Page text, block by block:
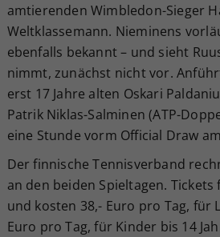
amtierenden Wimbledon-Sieger
Weltklassemann. Nieminens
ebenfalls bekannt – und sieht
nimmt, zunächst nicht vor.
erst 17 Jahre alten Oskari
Patrik Niklas-Salminen (ATP-
eine Stunde vorm Official Draw
Der finnische Tennisverband
an den beiden Spieltagen.
und kosten 38,- Euro pro Tag, für
Euro pro Tag, für Kinder bis 14